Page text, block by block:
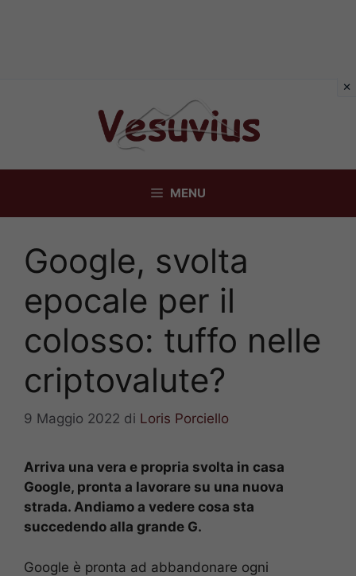
MENU
Google, svolta
epocale per il
colosso: tuffo nelle
criptovalute?
9 Maggio 2022 di Loris Porciello
Arriva una vera e propria svolta in casa
Google, pronta a lavorare su una nuova
strada. Andiamo a vedere cosa sta
succedendo alla grande G.
Google è pronta ad abbandonare ogni